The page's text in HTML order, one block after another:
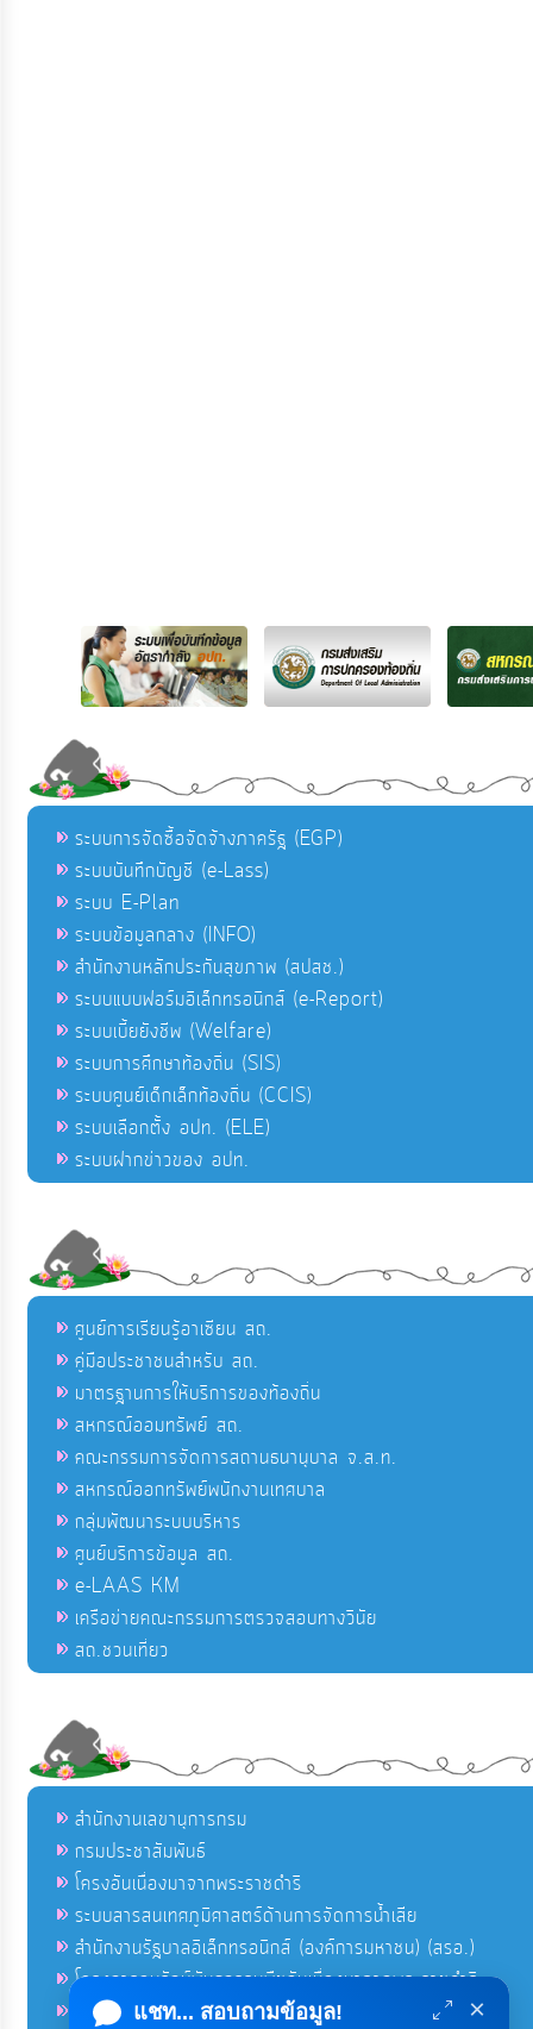
ระบบการจัดซื้อจัดจ้างภาครัฐ (EGP)
ระบบบันทึกบัญชี (e-Lass)
ระบบ E-Plan
ระบบข้อมูลกลาง (INFO)
สำนักงานหลักประกันสุขภาพ (สปสช.)
ระบบแบบฟอร์มอิเล็กทรอนิกส์ (e-Report)
ระบบเบี้ยยังชีพ (Welfare)
ระบบการศึกษาท้องถิ่น (SIS)
ระบบศูนย์เด็กเล็กท้องถิ่น (CCIS)
ระบบเลือกตั้ง อปท. (ELE)
ระบบฝากข่าวของ อปท.
ศูนย์การเรียนรู้อาเซียน สถ.
คู่มือประชาชนสำหรับ สถ.
มาตรฐานการให้บริการของท้องถิ่น
สหกรณ์ออมทรัพย์ สถ.
คณะกรรมการจัดการสถานธนานุบาล จ.ส.ท.
สหกรณ์ออกทรัพย์พนักงานเทศบาล
กลุ่มพัฒนาระบบบริหาร
ศูนย์บริการข้อมูล สถ.
e-LAAS KM
เครือข่ายคณะกรรมการตรวจสอบทางวินัย
สถ.ชวนเที่ยว
สำนักงานเลขานุการกรม
กรมประชาสัมพันธ์
โครงอันเนื่องมาจากพระราชดำริ
ระบบสารสนเทศภูมิศาสตร์ด้านการจัดการน้ำเสีย
สำนักงานรัฐบาลอิเล็กทรอนิกส์ (องค์การมหาชน) (สรอ.)
โครงการอนุรักษ์พันธุกรรมพืชอันเนื่องมาจากพระราชดำริ
คลังข่าวมหาไทย
แชท... สอบถามข้อมูล! ×